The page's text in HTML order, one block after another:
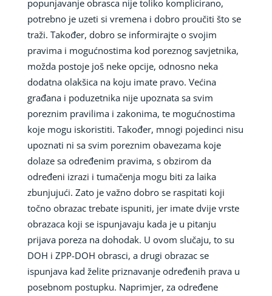
popunjavanje obrasca nije toliko komplicirano,
potrebno je uzeti si vremena i dobro proučiti što se
traži. Također, dobro se informirajte o svojim
pravima i mogućnostima kod poreznog savjetnika,
možda postoje još neke opcije, odnosno neka
dodatna olakšica na koju imate pravo. Većina
građana i poduzetnika nije upoznata sa svim
poreznim pravilima i zakonima, te mogućnostima
koje mogu iskoristiti. Također, mnogi pojedinci nisu
upoznati ni sa svim poreznim obavezama koje
dolaze sa određenim pravima, s obzirom da
određeni izrazi i tumačenja mogu biti za laika
zbunjujući. Zato je važno dobro se raspitati koji
točno obrazac trebate ispuniti, jer imate dvije vrste
obrazaca koji se ispunjavaju kada je u pitanju
prijava poreza na dohodak. U ovom slučaju, to su
DOH i ZPP-DOH obrasci, a drugi obrazac se
ispunjava kad želite priznavanje određenih prava u
posebnom postupku. Naprimjer, za određene